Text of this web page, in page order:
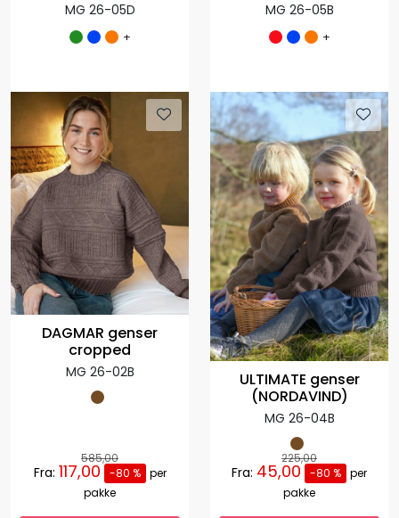
MG 26-05D
+
MG 26-05B
+
DAGMAR genser
cropped
MG 26-02B
585,00
Fra: 117,00 -80 %
per
pakke
ULTIMATE genser
(NORDAVIND)
MG 26-04B
225,00
Fra: 45,00 -80 % per
pakke